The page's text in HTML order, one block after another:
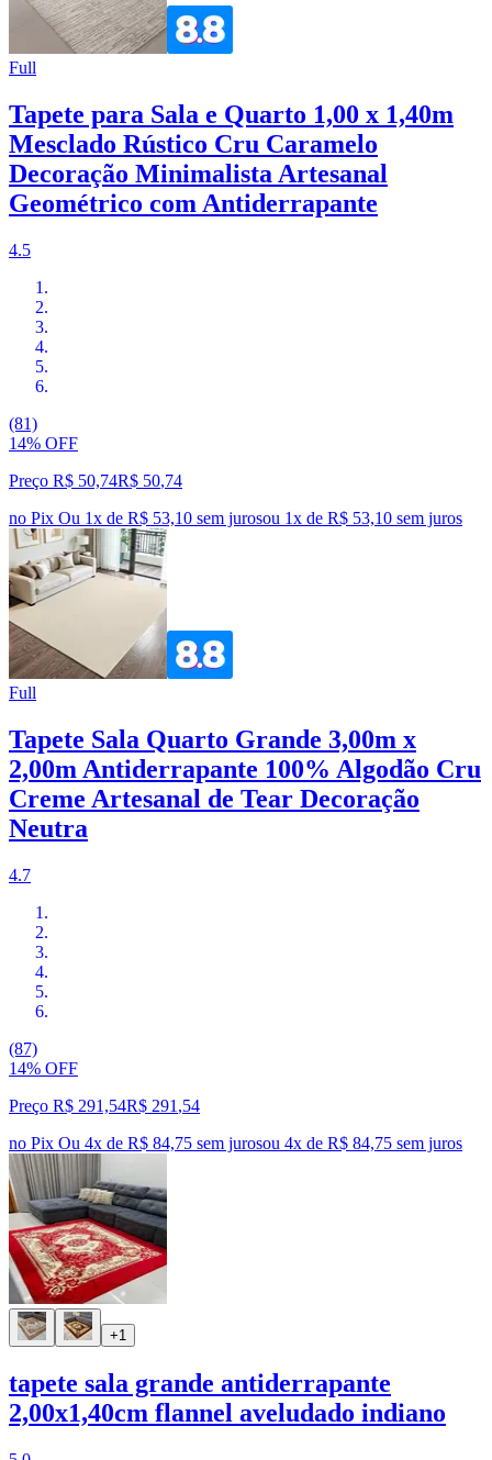
Full
Tapete para Sala e Quarto 1,00 x 1,40m
Mesclado Rústico Cru Caramelo
Decoração Minimalista Artesanal
Geométrico com Antiderrapante
4.5
(81)
14% OFF
Preço R$ 50,74R$ 50,74
no Pix Ou 1x de R$ 53,10 sem jurosou 1x de R$ 53,10 sem juros
Full
Tapete Sala Quarto Grande 3,00m x
2,00m Antiderrapante 100% Algodão Cru
Creme Artesanal de Tear Decoração
Neutra
4.7
(87)
14% OFF
Preço R$ 291,54R$ 291 ,54
no Pix Ou 4x de R$ 84,75 sem jurosou 4x de R$ 84,75 sem juros
+1
tapete sala grande antiderrapante
2,00x1,40cm flannel aveludado indiano